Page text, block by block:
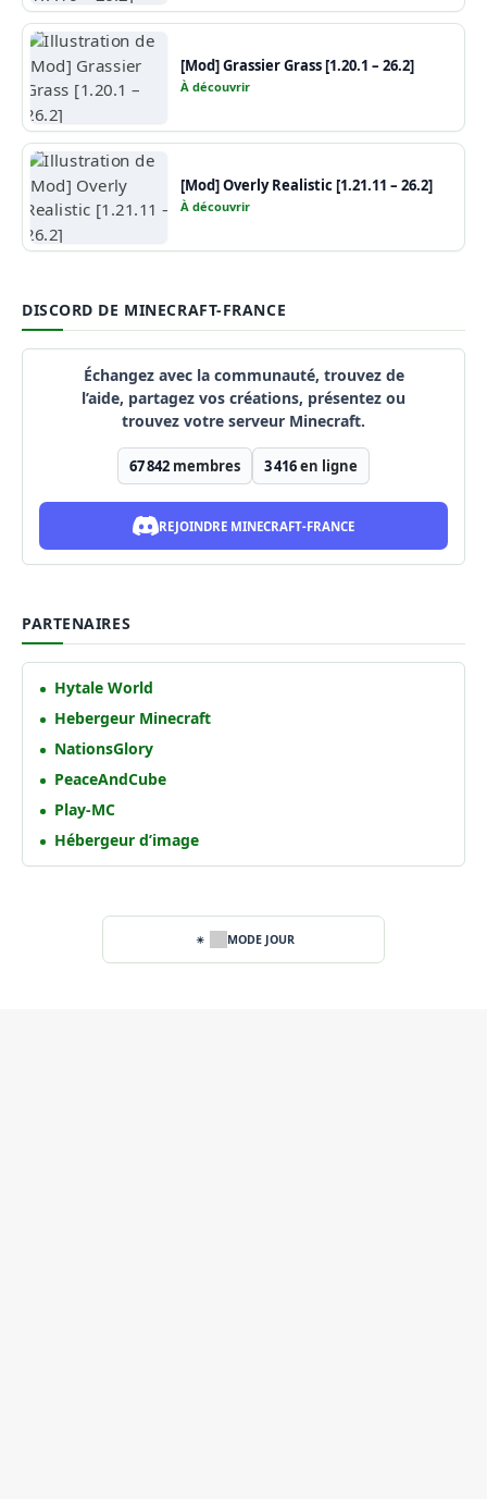
[Mod] Grassier Grass [1.20.1 – 26.2]
À découvrir
[Mod] Overly Realistic [1.21.11 – 26.2]
À découvrir
DISCORD DE MINECRAFT-FRANCE
Échangez avec la communauté, trouvez de
l’aide, partagez vos créations, présentez ou
trouvez votre serveur Minecraft.
67 842 membres 3 416en ligne
REJOINDRE MINECRAFT-FRANCE
PARTENAIRES
Hytale World
Hebergeur Minecraft
NationsGlory
PeaceAndCube
Play-MC
Hébergeur d’image
MODE JOUR